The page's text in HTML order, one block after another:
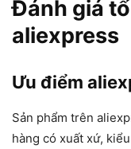
Đánh giá
aliexpress
Ưu điểm
Sản phẩm trên
hàng có xuất xứ,